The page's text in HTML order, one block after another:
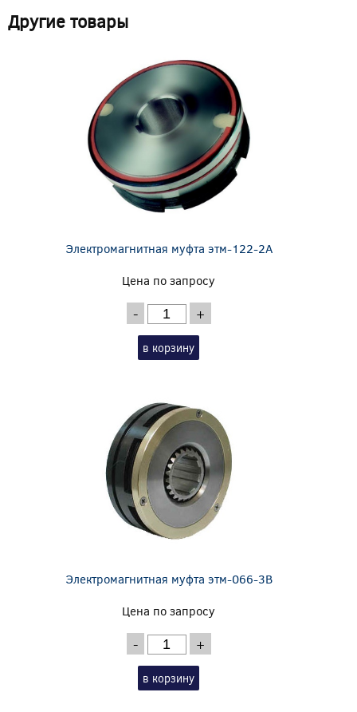
Другие товары
Электромагнитная муфта этм-122-2А
Цена по запросу
- +
в корзину
Электромагнитная муфта этм-066-3В
Цена по запросу
- +
в корзину